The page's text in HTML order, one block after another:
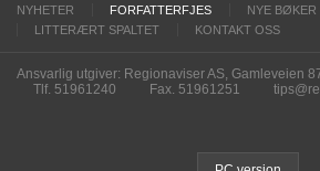
NYHETER FORFATTERFJES NYE BØKER
LITTERÆRT SPALTET
KONTAKT OSS
Ansvarlig utgiver: Regionaviser AS, Gamleveien
Tlf. 51961240
Fax. 51961251